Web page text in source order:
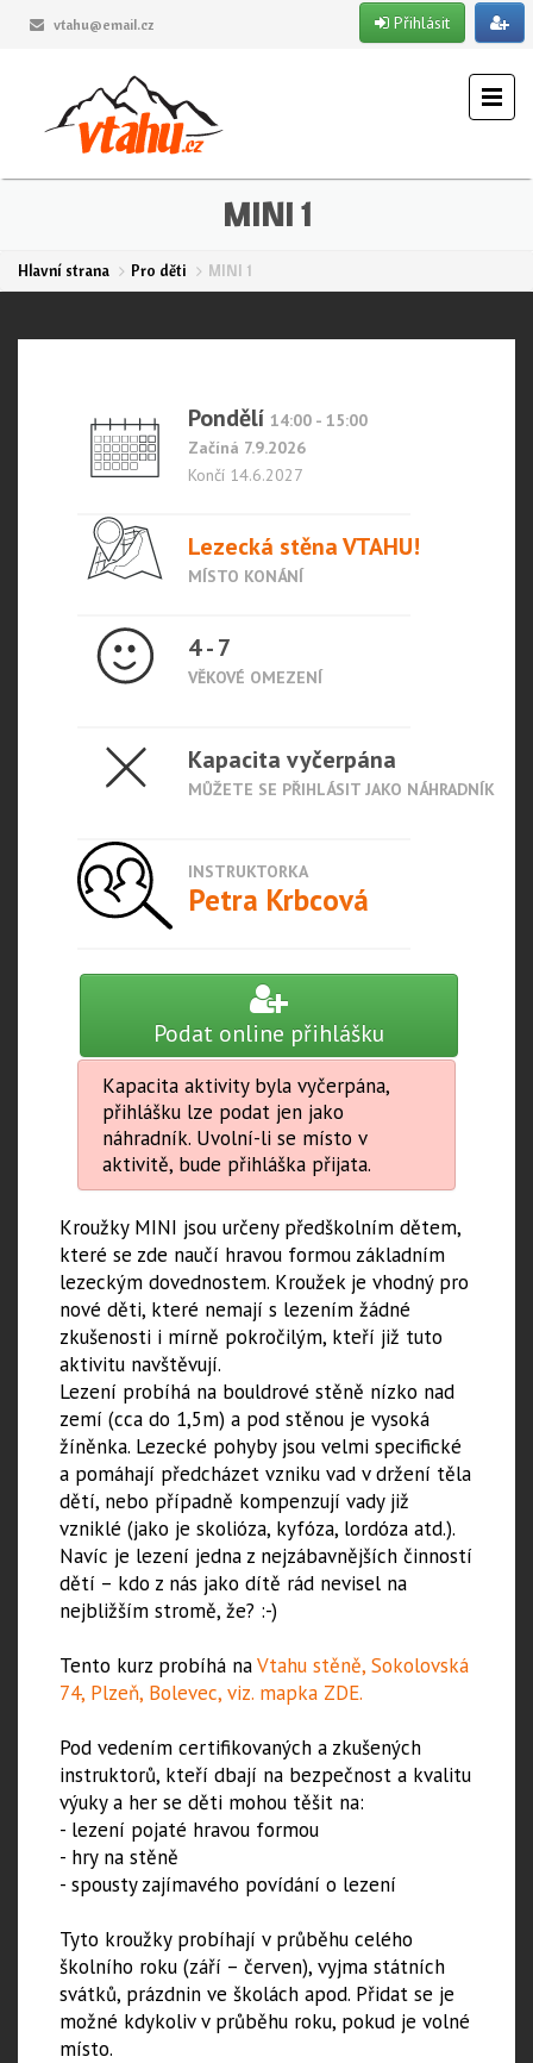
vtahu@email.cz Přihlásit
MINI 1
Hlavní strana Pro děti MINI 1
Pondělí 14:00 - 15:00
Začíná 7.9.2026
Končí 14.6.2027
Lezecká stěna VTAHU!
MÍSTO KONÁNÍ
4 - 7
VĚKOVÉ OMEZENÍ
Kapacita vyčerpána
MŮŽETE SE PŘIHLÁSIT JAKO NÁHRADNÍK
INSTRUKTORKA
Petra Krbcová
Podat online přihlášku
Kapacita aktivity byla vyčerpána,
přihlášku lze podat jen jako
náhradník. Uvolní-li se místo v
aktivitě, bude přihláška přijata.
Kroužky MINI jsou určeny předškolním dětem,
které se zde naučí hravou formou základním
lezeckým dovednostem. Kroužek je vhodný pro
nové děti, které nemají s lezením žádné
zkušenosti i mírně pokročilým, kteří již tuto
aktivitu navštěvují.
Lezení probíhá na bouldrové stěně nízko nad
zemí (cca do 1,5m) a pod stěnou je vysoká
žíněnka. Lezecké pohyby jsou velmi specifické
a pomáhají předcházet vzniku vad v držení těla
dětí, nebo případně kompenzují vady již
vzniklé (jako je skolióza, kyfóza, lordóza atd.).
Navíc je lezení jedna z nejzábavnějších činností
dětí – kdo z nás jako dítě rád nevisel na
nejbližším stromě, že? :-)
Tento kurz probíhá naVtahu stěně, Sokolovská
74, Plzeň, Bolevec, viz. mapka ZDE.
Pod vedením certifikovaných a zkušených
instruktorů, kteří dbají na bezpečnost a kvalitu
výuky a her se děti mohou těšit na:
- lezení pojaté hravou formou
- hry na stěně
- spousty zajímavého povídání o lezení
Tyto kroužky probíhají v průběhu celého
školního roku (září – červen), vyjma státních
svátků, prázdnin ve školách apod. Přidat se je
možné kdykoliv v průběhu roku, pokud je volné
místo.